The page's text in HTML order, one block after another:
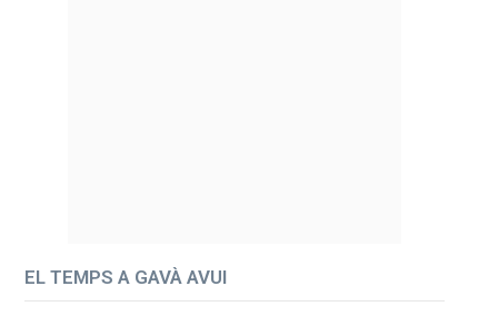
EL TEMPS A GAVÀ AVUI